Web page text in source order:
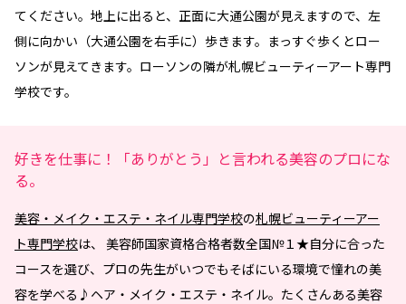
てください。地上に出ると、正面に大通公園が見えますので、左
側に向かい（大通公園を右手に）歩きます。まっすぐ歩くとロー
ソンが見えてきます。ローソンの隣が札幌ビューティーアート専門
学校です。
好きを仕事に！「ありがとう」と言われる美容のプロにな
る。
美容・メイク・エステ・ネイル専門学校の札幌ビューティーアー
ト専門学校は、 美容師国家資格合格者数全国№１★自分に合った
コースを選び、プロの先生がいつでもそばにいる環境で憧れの美
容を学べる♪ヘア・メイク・エステ・ネイル。たくさんある美容